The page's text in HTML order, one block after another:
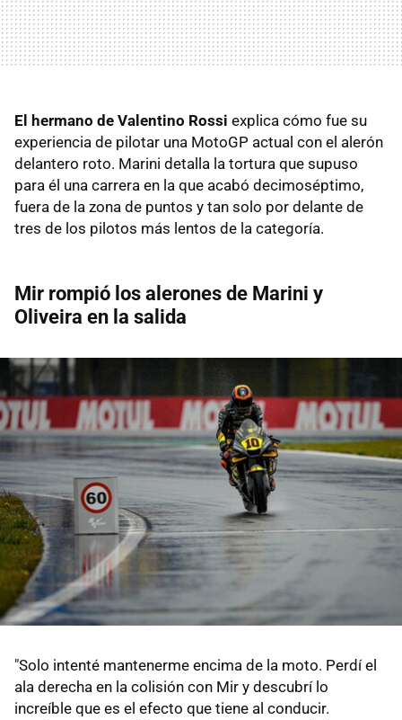
El hermano de Valentino Rossi explica cómo fue su
experiencia de pilotar una MotoGP actual con el alerón
delantero roto. Marini detalla la tortura que supuso
para él una carrera en la que acabó decimoséptimo,
fuera de la zona de puntos y tan solo por delante de
tres de los pilotos más lentos de la categoría.
Mir rompió los alerones de Marini y
Oliveira en la salida
"Solo intenté mantenerme encima de la moto. Perdí el
ala derecha en la colisión con Mir y descubrí lo
increíble que es el efecto que tiene al conducir.